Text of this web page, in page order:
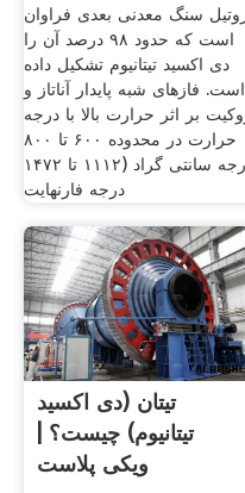
سنگ معدنی بعدی فراوان
است که حدود ۹۸ درصد آن را
دی اکسید تیتانیوم تشکیل داده
است. فازهای شبه پایدار آناتاز و
بر اثر حرارت بالا با درجه
حرارت در محدوده ۶۰۰ تا ۸۰۰
درجه سانتی گراد (۱۱۱۲ تا ۱۴۷۲
درجه فارنهایت
تیتان (دی اکسید
تیتانیوم) چیست؟ |
ویکی پلاست